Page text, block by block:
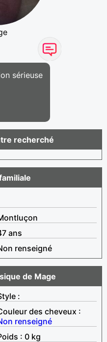
sérieuse
recherché
ans
renseigné
de Mage
:
des cheveux :
renseigné
: 0 kg